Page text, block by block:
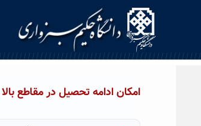
امکان ادامه تحصیل در مقاطع